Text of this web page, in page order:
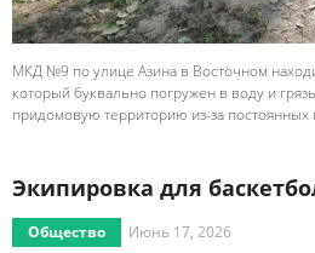
МКД №9 по улице Азина в Восточном
который буквально погружен в воду и
придомовую территорию из-за постоянных
Экипировка для
Общество Июнь 17, 2026